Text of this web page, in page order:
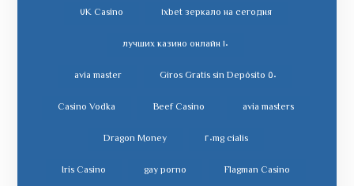
١xbet зеркало на сегодня ٧K Casino
١٠ лучших казино онлайн
٥٠ Giros Gratis sin Depósito avia master
avia masters
Beef Casino
Casino Vodka
cialis ٢٠mg Dragon Money
Flagman Casino
gay porno
Iris Casino